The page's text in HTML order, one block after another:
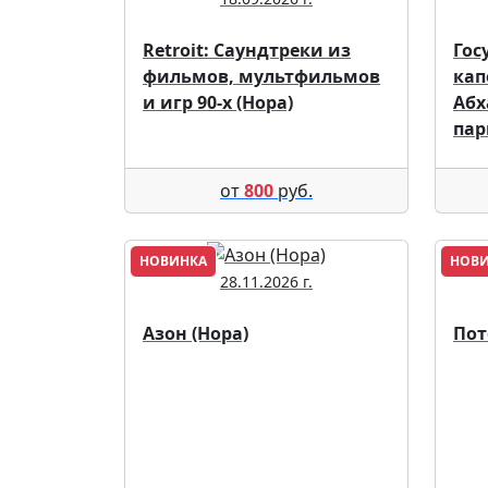
Retroit: Саундтреки из
фильмов, мультфильмов
и игр 90-х (Нора)
от800 руб.
НОВИНКА
28.11.2026 г.
Азон (Нора)